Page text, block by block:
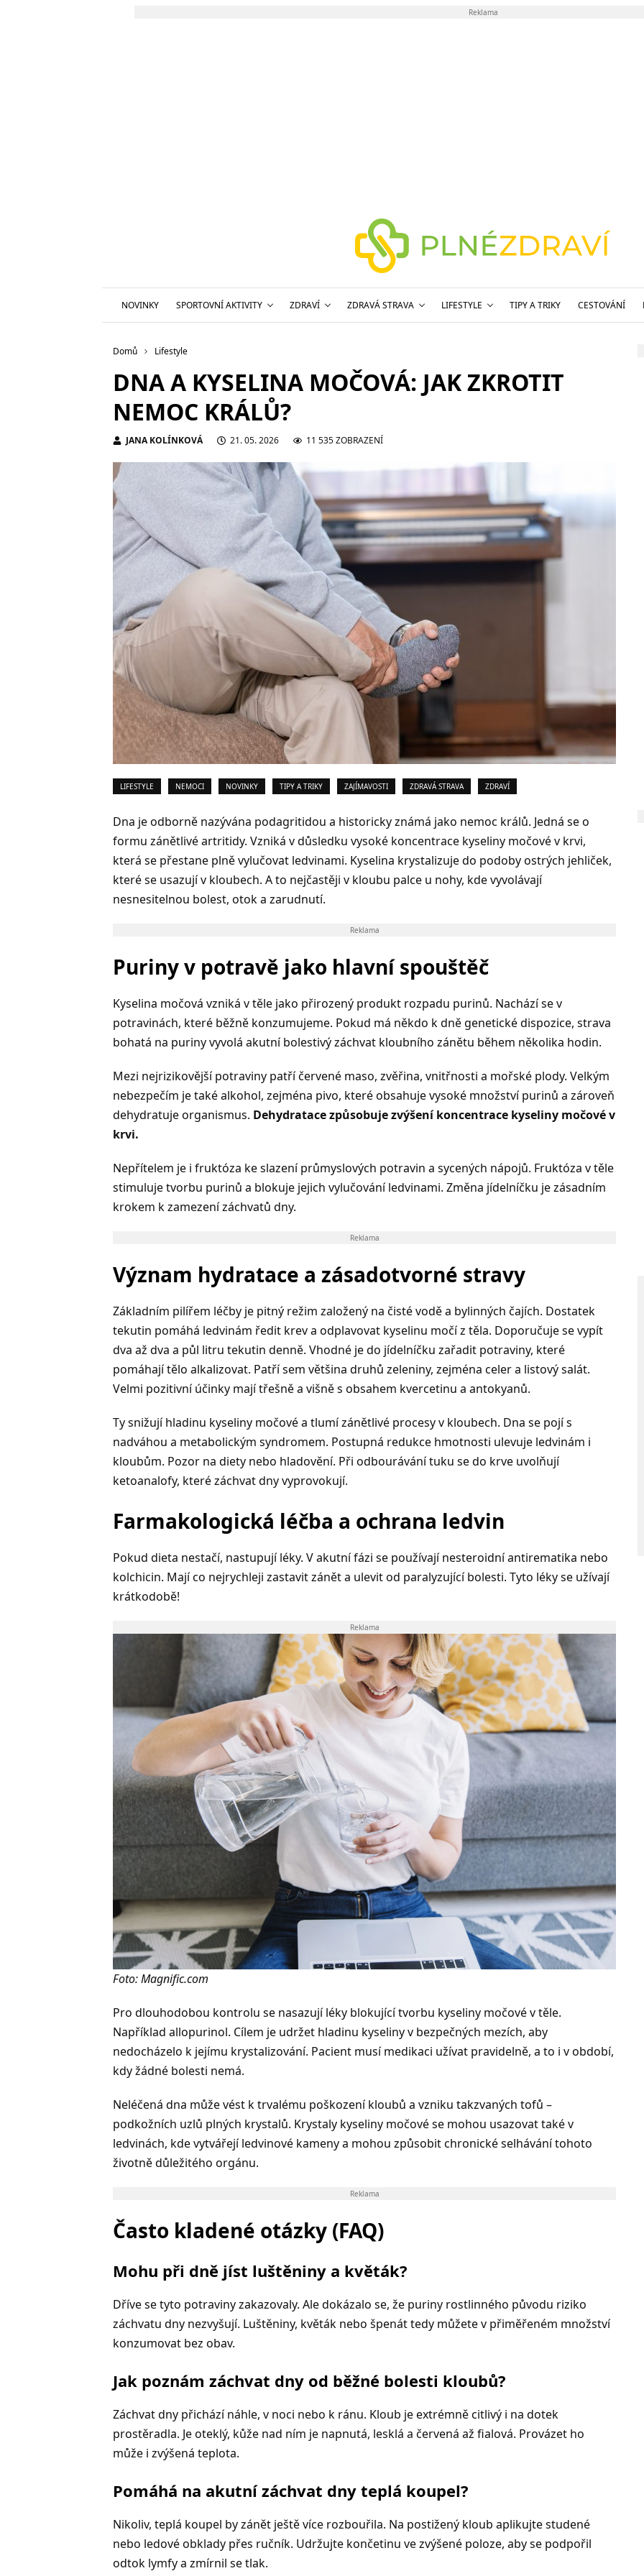
Reklama
NOVINKY SPORTOVNÍ AKTIVITY ZDRAVÍ ZDRAVÁ STRAVA LIFESTYLE TIPY A TRIKY CESTOVÁNÍ
Domů Lifestyle
DNA A KYSELINA MOČOVÁ: JAK ZKROTIT
NEMOC KRÁLŮ?
JANA KOLÍNKOVÁ 21. 05. 2026 11 535 ZOBRAZENÍ
LIFESTYLE NEMOCI NOVINKY TIPY A TRIKY ZAJÍMAVOSTI ZDRAVÁ STRAVA ZDRAVÍ
Dna je odborně nazývána podagritidou a historicky známá jako nemoc králů. Jedná se o
formu zánětlivé artritidy. Vzniká v důsledku vysoké koncentrace kyseliny močové v krvi,
která se přestane plně vylučovat ledvinami. Kyselina krystalizuje do podoby ostrých jehliček,
které se usazují v kloubech. A to nejčastěji v kloubu palce u nohy, kde vyvolávají
nesnesitelnou bolest, otok a zarudnutí.
Reklama
Puriny v potravě jako hlavní spouštěč
Kyselina močová vzniká v těle jako přirozený produkt rozpadu purinů. Nachází se v
potravinách, které běžně konzumujeme. Pokud má někdo k dně genetické dispozice, strava
bohatá na puriny vyvolá akutní bolestivý záchvat kloubního zánětu během několika hodin.
Mezi nejrizikovější potraviny patří červené maso, zvěřina, vnitřnosti a mořské plody. Velkým
nebezpečím je také alkohol, zejména pivo, které obsahuje vysoké množství purinů a zároveň
dehydratuje organismus. Dehydratace způsobuje zvýšení koncentrace kyseliny močové v
krvi.
Nepřítelem je i fruktóza ke slazení průmyslových potravin a sycených nápojů. Fruktóza v těle
stimuluje tvorbu purinů a blokuje jejich vylučování ledvinami. Změna jídelníčku je zásadním
krokem k zamezení záchvatů dny.
Reklama
Význam hydratace a zásadotvorné stravy
Základním pilířem léčby je pitný režim založený na čisté vodě a bylinných čajích. Dostatek
tekutin pomáhá ledvinám ředit krev a odplavovat kyselinu močí z těla. Doporučuje se vypít
dva až dva a půl litru tekutin denně. Vhodné je do jídelníčku zařadit potraviny, které
pomáhají tělo alkalizovat. Patří sem většina druhů zeleniny, zejména celer a listový salát.
Velmi pozitivní účinky mají třešně a višně s obsahem kvercetinu a antokyanů.
Ty snižují hladinu kyseliny močové a tlumí zánětlivé procesy v kloubech. Dna se pojí s
nadváhou a metabolickým syndromem. Postupná redukce hmotnosti ulevuje ledvinám i
kloubům. Pozor na diety nebo hladovění. Při odbourávání tuku se do krve uvolňují
ketoanalofy, které záchvat dny vyprovokují.
Farmakologická léčba a ochrana ledvin
Pokud dieta nestačí, nastupují léky. V akutní fázi se používají nesteroidní antirematika nebo
kolchicin. Mají co nejrychleji zastavit zánět a ulevit od paralyzující bolesti. Tyto léky se užívají
krátkodobě!
Reklama
Foto: Magnific.com
Pro dlouhodobou kontrolu se nasazují léky blokující tvorbu kyseliny močové v těle.
Například allopurinol. Cílem je udržet hladinu kyseliny v bezpečných mezích, aby
nedocházelo k jejímu krystalizování. Pacient musí medikaci užívat pravidelně, a to i v období,
kdy žádné bolesti nemá.
Neléčená dna může vést k trvalému poškození kloubů a vzniku takzvaných tofů –
podkožních uzlů plných krystalů. Krystaly kyseliny močové se mohou usazovat také v
ledvinách, kde vytvářejí ledvinové kameny a mohou způsobit chronické selhávání tohoto
životně důležitého orgánu.
Reklama
Často kladené otázky (FAQ)
Mohu při dně jíst luštěniny a květák?
Dříve se tyto potraviny zakazovaly. Ale dokázalo se, že puriny rostlinného původu riziko
záchvatu dny nezvyšují. Luštěniny, květák nebo špenát tedy můžete v přiměřeném množství
konzumovat bez obav.
Jak poznám záchvat dny od běžné bolesti kloubů?
Záchvat dny přichází náhle, v noci nebo k ránu. Kloub je extrémně citlivý i na dotek
prostěradla. Je oteklý, kůže nad ním je napnutá, lesklá a červená až fialová. Provázet ho
může i zvýšená teplota.
Pomáhá na akutní záchvat dny teplá koupel?
Nikoliv, teplá koupel by zánět ještě více rozbouřila. Na postižený kloub aplikujte studené
nebo ledové obklady přes ručník. Udržujte končetinu ve zvýšené poloze, aby se podpořil
odtok lymfy a zmírnil se tlak.